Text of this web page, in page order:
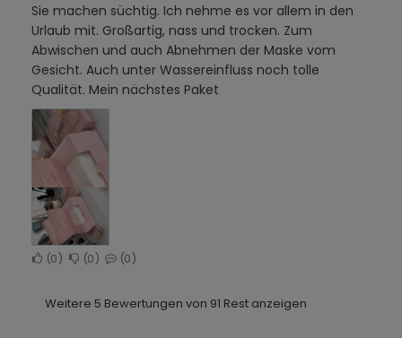
Sie machen süchtig. Ich nehme es vor allem in den
Urlaub mit. Großartig, nass und trocken. Zum
Abwischen und auch Abnehmen der Maske vom
Gesicht. Auch unter Wassereinfluss noch tolle
Qualität. Mein nächstes Paket
0 0 0
Weitere 5 Bewertungen von 91 Rest anzeigen